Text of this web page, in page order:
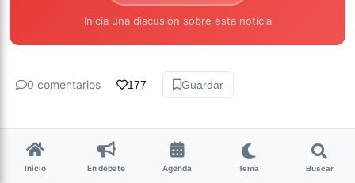
Inicia una discusión sobre esta noticia
0 comentarios 177 Guardar
Inicio En debate Agenda Tema Buscar